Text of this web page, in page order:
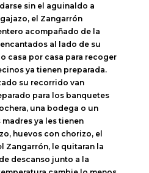
sin el aguinaldo a
el Zangarrón
acompañado de la
al lado de su
casa por casa para recoger
ya tienen preparada.
su recorrido van
para los banquetes
una bodega o un
ya les tienen
huevos con chorizo, el
Zangarrón, le quitaran la
descanso junto a la